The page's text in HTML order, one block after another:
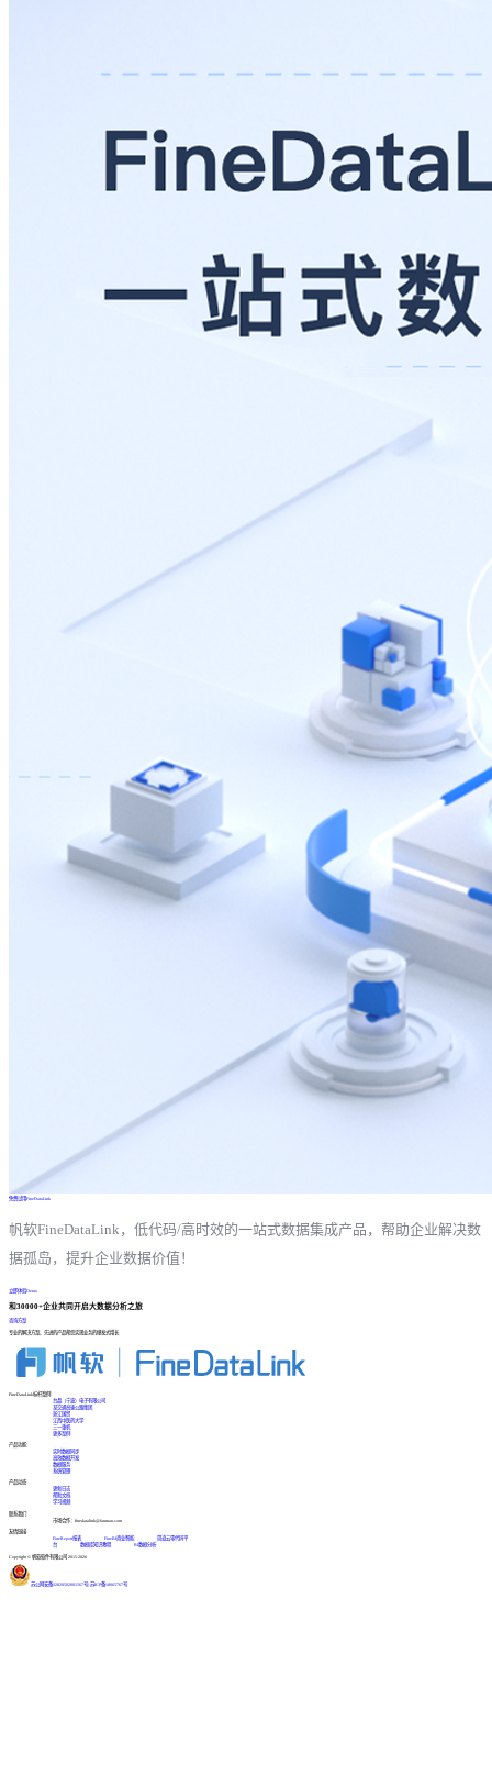
免费试用FineDataLink
帆软FineDataLink，低代码/高时效的一站式数据集成产品，帮助企业解决数
据孤岛，提升企业数据价值！
立即体验Demo
和30000+企业共同开启大数据分析之旅
咨询方案
专业的解决方案、先进的产品帮您实现业务的爆发式增长
FineDataLink标杆案例
台晶（宁波）电子有限公司
某交通高速公路集团
浙江国贸
江西中医药大学
三一重机
更多案例
产品功能
实时数据同步
高效数据开发
数据服务
系统管理
产品动态
更新日志
帮助文档
学习视频
联系我们
市场合作：finedatalink@fanruan.com
友情链接
FineReport报表
FineBI商业智能
简道云零代码平
台
数据库知识教程 BI数据分析
Copyright © 帆软软件有限公司 2015-2026
苏公网安备32020502001567号 苏ICP备18065767号